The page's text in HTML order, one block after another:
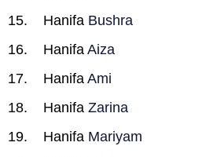
Hanifa Bushra
Hanifa Aiza
Hanifa Ami
Hanifa Zarina
Hanifa Mariyam